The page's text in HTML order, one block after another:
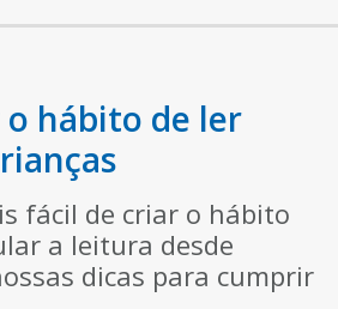
hábito de ler
fácil de criar o hábito
a leitura desde
dicas para cumprir